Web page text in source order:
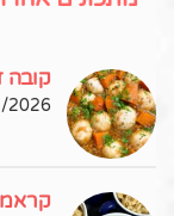
קובה
2026